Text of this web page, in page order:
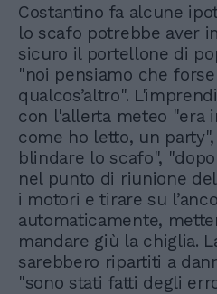
Costantino fa alcune
lo scafo potrebbe aver
sicuro il portellone di
"noi pensiamo che
qualcos’altro".
con l'allerta meteo "era
come ho letto, un
blindare lo scafo",
nel punto di riunione
i motori e tirare su
automaticamente,
mandare giù la chiglia.
sarebbero ripartiti a
"sono stati fatti degli